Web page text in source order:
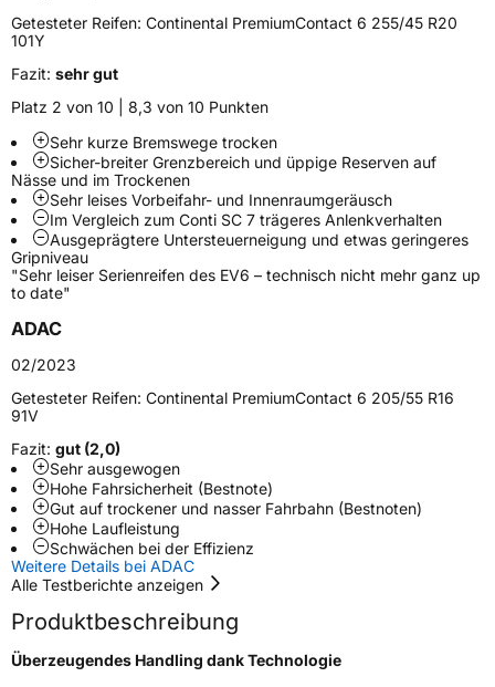
FahrzeugtypPKW
Verwendung
ModellnamePremiumContact 6
FahrzeugartPKW & SUV
Weitere Eigenschaften
SchlauchtypTL
ZustandNeureifen
Verstärkt
Elektro Ja
EU Label
EffizienzC
Rollgeräusch (Klasse)B
Getesteter Reifen: Continental PremiumContact 6 255/45 R20
101Y
Fazit: sehr gut
Platz 2 von 10 | 8,3 von 10 Punkten
Sehr kurze Bremswege trocken
Sicher-breiter Grenzbereich und üppige Reserven auf
Nässe und im Trockenen
Sehr leises Vorbeifahr- und Innenraumgeräusch
Im Vergleich zum Conti SC 7 trägeres Anlenkverhalten
Ausgeprägtere Untersteuerneigung und etwas geringeres
Gripniveau
"Sehr leiser Serienreifen des EV6 – technisch nicht mehr ganz up
to date"
ADAC
02/2023
Getesteter Reifen: Continental PremiumContact 6 205/55 R16
91V
Fazit: gut (2,0)
Sehr ausgewogen
Hohe Fahrsicherheit (Bestnote)
Gut auf trockener und nasser Fahrbahn (Bestnoten)
Hohe Laufleistung
Schwächen bei der Effizienz
Weitere Details bei ADAC
Alle Testberichte anzeigen
Produktbeschreibung
Überzeugendes Handling dank Technologie